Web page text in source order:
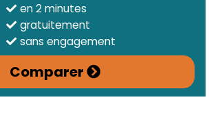
en 2 minutes
gratuitement
sans engagement
Comparer